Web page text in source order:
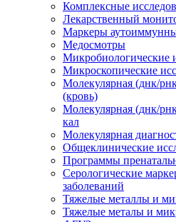
Комплексные
Лекарственный
Маркеры
Медосмотры
Микробиологические
Микроскопические
Молекулярная (днк/
(кровь)
Молекулярная (днк/
кал
Молекулярная
Общеклинические
Программы
Серологические
заболеваний
Тяжелые металлы и
Тяжелые металы и